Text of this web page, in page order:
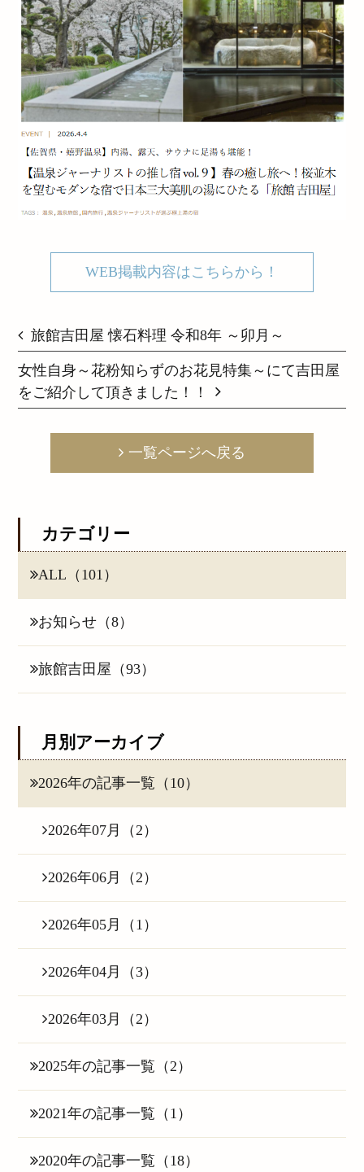
WEB掲載内容はこちらから！
旅館吉田屋 懐石料理 令和8年 ～卯月～
女性自身～花粉知らずのお花見特集～にて吉田屋
をご紹介して頂きました！！
一覧ページへ戻る
カテゴリー
ALL（101）
お知らせ（8）
旅館吉田屋（93）
月別アーカイブ
2026年の記事一覧（10）
2026年07月（2）
2026年06月（2）
2026年05月（1）
2026年04月（3）
2026年03月（2）
2025年の記事一覧（2）
2021年の記事一覧（1）
2020年の記事一覧（18）